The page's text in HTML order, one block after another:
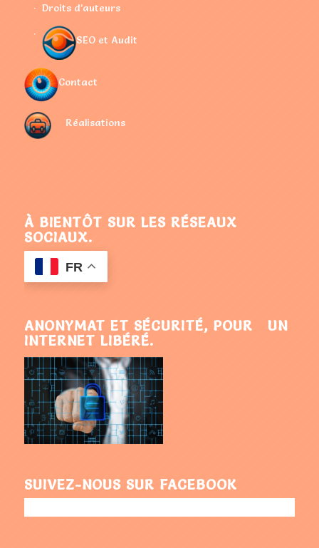
Droits d’auteurs
SEO et Audit
Contact
Réalisations
À BIENTÔT SUR LES RÉSEAUX
SOCIAUX.
FR
ANONYMAT ET SÉCURITÉ, POUR UN
INTERNET LIBÉRÉ.
SUIVEZ-NOUS SUR FACEBOOK